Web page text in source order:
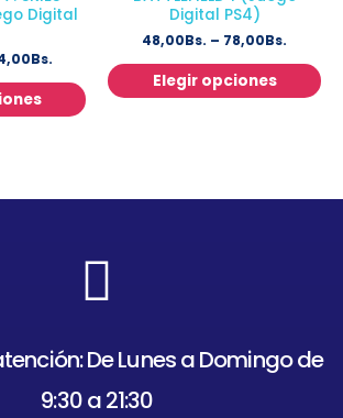
Digital
Bs.
Digital PS4)
48,00Bs. – 78,00Bs.
Elegir opciones
De Lunes a Domingo de
9:30 a 21:30